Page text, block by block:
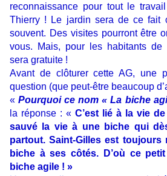
reconnaissance pour tout le
Thierry ! Le jardin sera de ce fait
souvent. Des visites pourront être
vous. Mais, pour les habitants de
sera gratuite !
Avant de clôturer cette AG, une
question (que peut-être beaucoup
«Pourquoi ce nom « La biche
la réponse : « C’est lié à la vie
sauvé la vie à une biche qui
partout. Saint-Gilles est toujours
biche à ses côtés. D’où ce
biche agile ! »